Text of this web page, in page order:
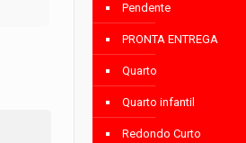
Pendente
PRONTA ENTREGA
Quarto
Quarto infantil
Redondo Curto